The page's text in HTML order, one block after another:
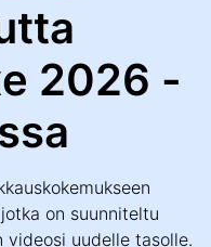
2026 -
on suunniteltu
videosi uudelle tasolle.